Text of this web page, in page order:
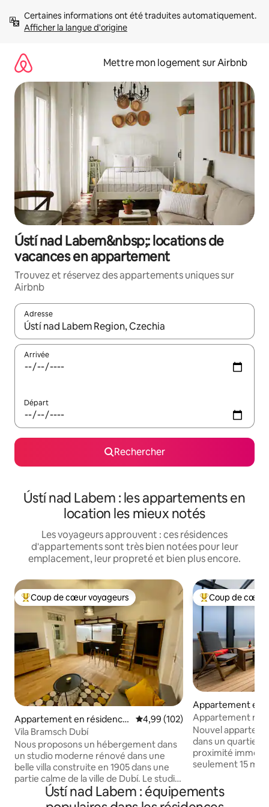
directement
Afficher la langue d'origine
Mettre mon logement sur Airbnb
Ústí nad Labem&nbsp;: locations de
vacances en appartement
Trouvez et réservez des appartements uniques sur
Airbnb
Adresse
Lorsque les résultats s'affichent, utilisez les flèches vers le
Arrivée
Départ
Rechercher
Ústí nad Labem : les appartements en
location les mieux notés
Les voyageurs approuvent : ces résidences
d'appartements sont très bien notées pour leur
emplacement, leur propreté et bien plus encore.
Coups de cœur voyageurs les plus appréciés
Coup de cœur voyageurs
Appartement en résidence
⋅ Dubí
Évaluation moyenne sur la
4,99 (102)
Vila Bramsch Dubí
Nous proposons un hébergement dans
un studio moderne rénové dans une
belle villa construite en 1905 dans une
partie calme de la ville de Dubí. Le studio
convient à 3adultes ou 2adultes et 2
enfants. Le prix s'applique à l'ensemble
Coups de cœur
Coup de cœur
Appartement en
⋅ Praha 3
Appartement
Nouvel
dans un quartier
proximité
seulement 15
recherchent
en même temps,
Ústí nad Labem : équipements